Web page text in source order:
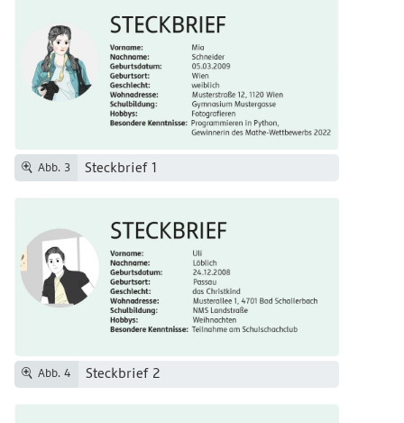
Abb. 3 Steckbrief 1
Abb. 4 Steckbrief 2